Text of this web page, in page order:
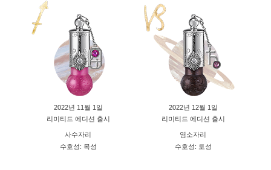
2022년 11월 1일
리미티드 에디션 출시
사수자리
수호성: 목성
2022년 12월 1일
리미티드 에디션 출시
염소자리
수호성: 토성